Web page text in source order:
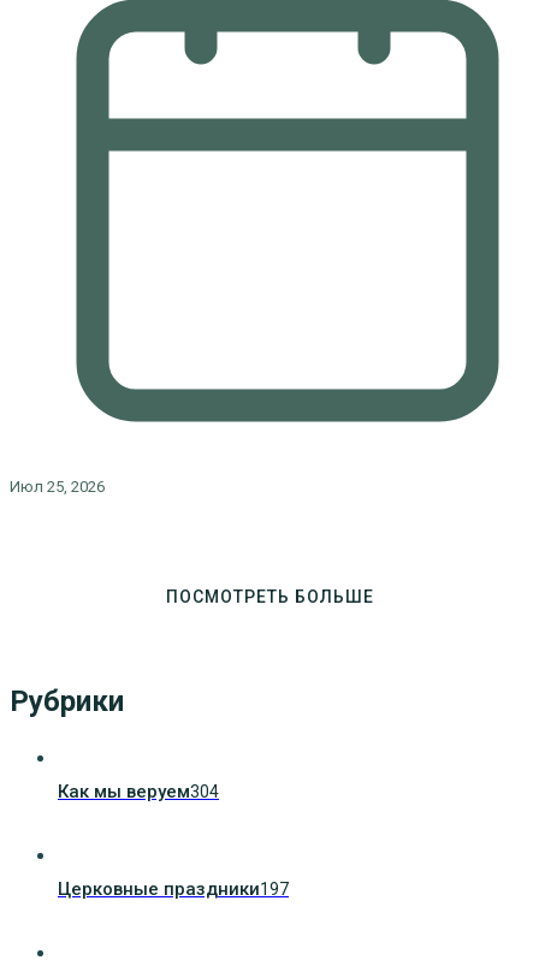
Июл 25, 2026
ПОСМОТРЕТЬ БОЛЬШЕ
Рубрики
Как мы веруем304
Церковные праздники197